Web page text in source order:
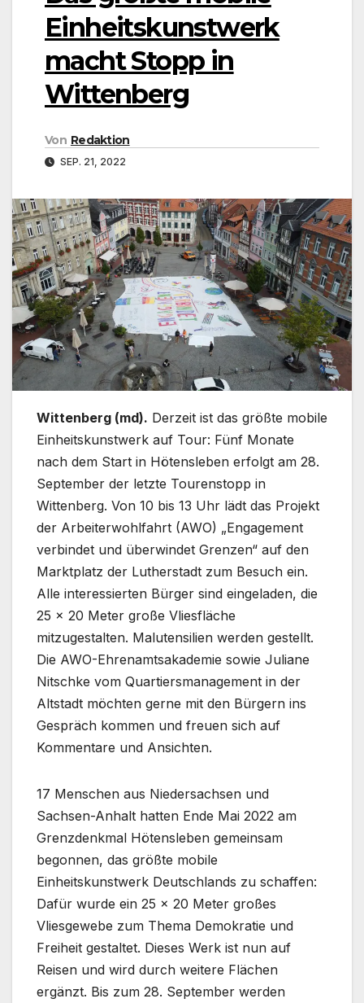
Einheitskunstwerk
macht Stopp in
Wittenberg
Von Redaktion
SEP. 21, 2022
Wittenberg (md). Derzeit ist das größte mobile
Einheitskunstwerk auf Tour: Fünf Monate
nach dem Start in Hötensleben erfolgt am 28.
September der letzte Tourenstopp in
Wittenberg. Von 10 bis 13 Uhr lädt das Projekt
der Arbeiterwohlfahrt (AWO) „Engagement
verbindet und überwindet Grenzen“ auf den
Marktplatz der Lutherstadt zum Besuch ein.
Alle interessierten Bürger sind eingeladen, die
25 x 20 Meter große Vliesfläche
mitzugestalten. Malutensilien werden gestellt.
Die AWO-Ehrenamtsakademie sowie Juliane
Nitschke vom Quartiersmanagement in der
Altstadt möchten gerne mit den Bürgern ins
Gespräch kommen und freuen sich auf
Kommentare und Ansichten.
17 Menschen aus Niedersachsen und
Sachsen-Anhalt hatten Ende Mai 2022 am
Grenzdenkmal Hötensleben gemeinsam
begonnen, das größte mobile
Einheitskunstwerk Deutschlands zu schaffen:
Dafür wurde ein 25 x 20 Meter großes
Vliesgewebe zum Thema Demokratie und
Freiheit gestaltet. Dieses Werk ist nun auf
Reisen und wird durch weitere Flächen
ergänzt. Bis zum 28. September werden